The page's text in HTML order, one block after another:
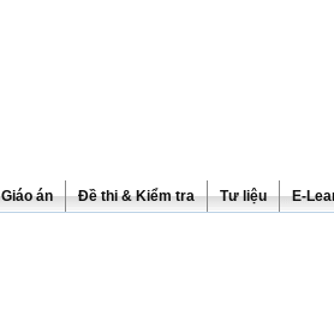
Giáo án Đề thi & Kiểm tra Tư liệu E-